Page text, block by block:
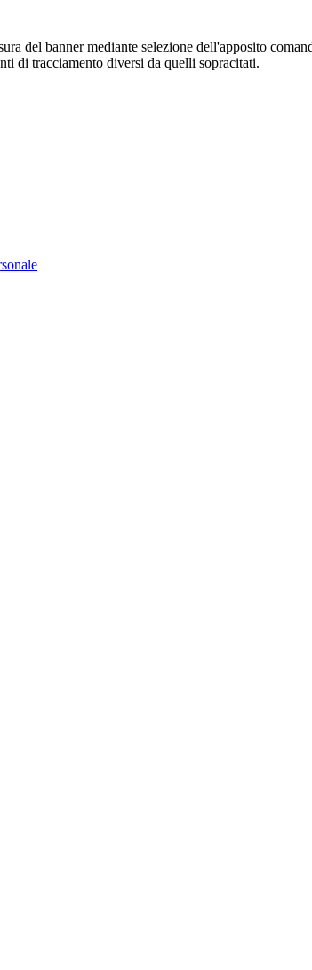
del banner mediante selezione dell'apposito
di tracciamento diversi da quelli sopracitati.